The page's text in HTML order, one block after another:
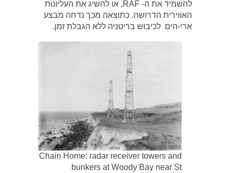
להשמיד את ה- RAF, או להשיג את העליונות
האווירית הדרושה. כתוצאה מכך נדחה מבצע
ארי-הים לכיבוש בריטניה ללא הגבלת זמן.
Chain Home: radar receiver towers and
bunkers at Woody Bay near St